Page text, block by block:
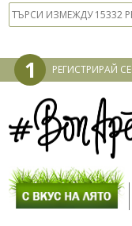
1 РЕГИСТРИРАЙ СЕ